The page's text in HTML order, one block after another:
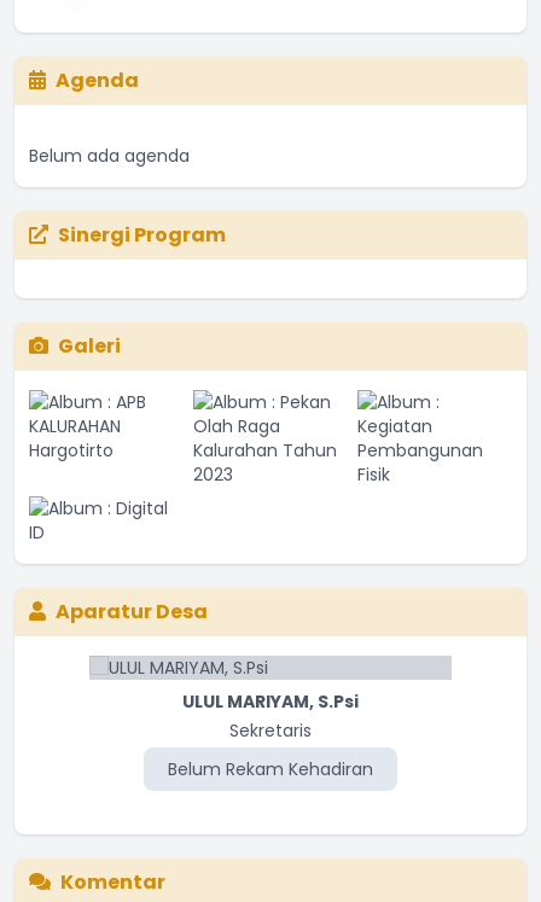
Agenda
Belum ada agenda
Sinergi Program
Galeri
Aparatur Desa
ULUL MARIYAM, S.Psi
Sekretaris
Belum Rekam Kehadiran
Komentar